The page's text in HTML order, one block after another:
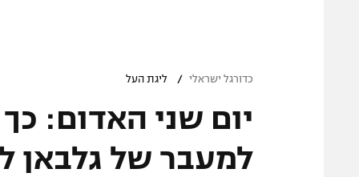
ברחבה
"מעל הליגה" – פודקאסט
"מחצית בשכונה" – פודקאסט
מכבי
בית"ר
כדורגל ישראלי / ליגת העל
יום שני האדום:
למעבר של גלבאן